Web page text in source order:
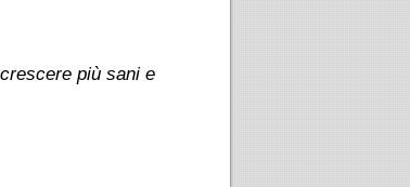
più sani e